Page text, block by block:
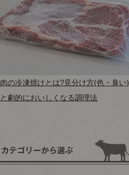
肉の冷凍焼けとは?見分け方(色・臭い)
と劇的においしくなる調理法